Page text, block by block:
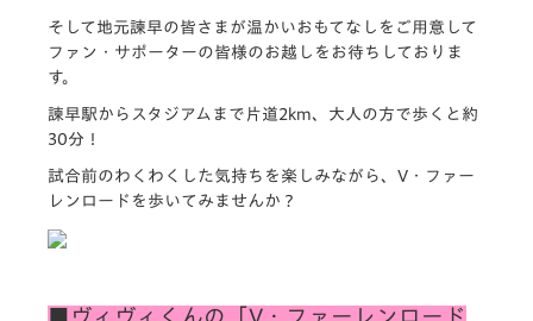
そして地元諫早の皆さまが温かいおもてなしをご用意して
ファン・サポーターの皆様のお越しをお待ちしておりま
す。
諫早駅からスタジアムまで片道2km、大人の方で歩くと約
30分！
試合前のわくわくした気持ちを楽しみながら、V・ファー
レンロードを歩いてみませんか？
■ヴィヴィくんの「V・ファーレンロード